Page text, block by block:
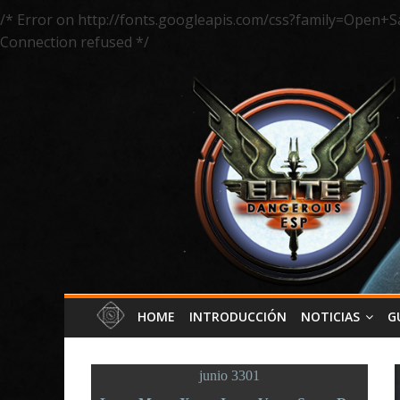
/* Error on http://fonts.googleapis.com/
Connection refused */
HOME INTRODUCCIÓN NOTICIAS
junio 3301